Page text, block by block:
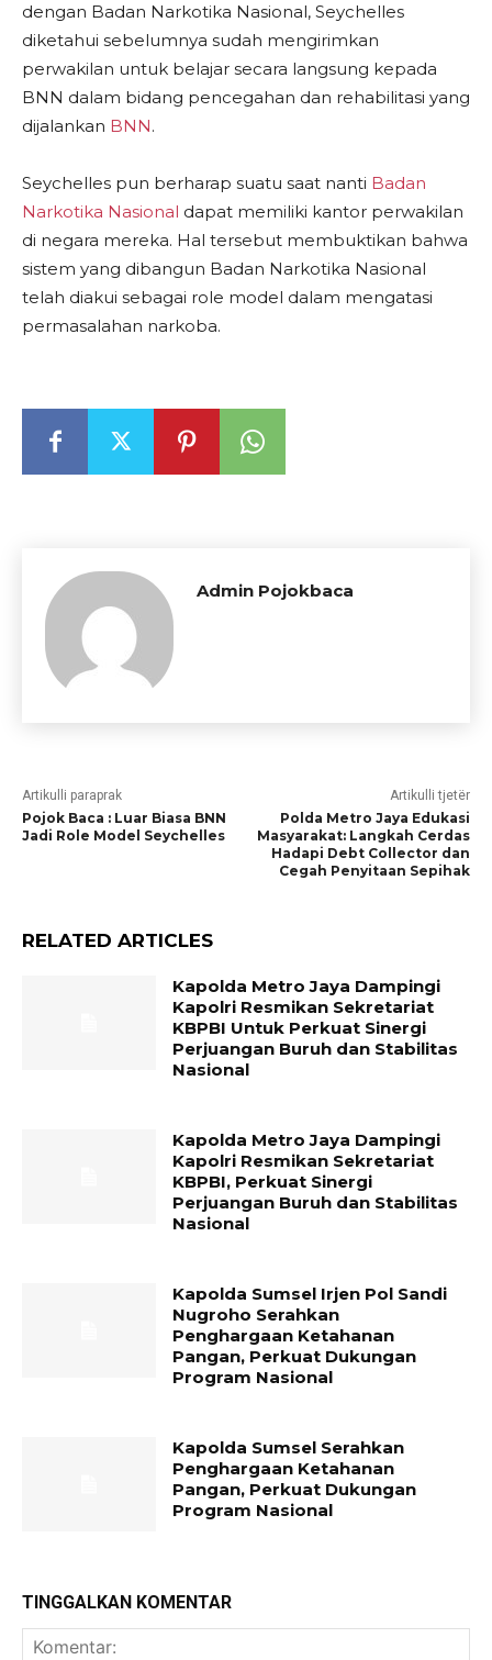
dengan Badan Narkotika Nasional, Seychelles
diketahui sebelumnya sudah mengirimkan
perwakilan untuk belajar secara langsung kepada
BNN dalam bidang pencegahan dan rehabilitasi yang
dijalankan BNN.
Seychelles pun berharap suatu saat nanti Badan
Narkotika Nasional dapat memiliki kantor perwakilan
di negara mereka. Hal tersebut membuktikan bahwa
sistem yang dibangun Badan Narkotika Nasional
telah diakui sebagai role model dalam mengatasi
permasalahan narkoba.
Admin Pojokbaca
Artikulli paraprak
Pojok Baca : Luar Biasa BNN
Jadi Role Model Seychelles
Artikulli tjetër
Polda Metro Jaya Edukasi
Masyarakat: Langkah Cerdas
Hadapi Debt Collector dan
Cegah Penyitaan Sepihak
RELATED ARTICLES
Kapolda Metro Jaya Dampingi
Kapolri Resmikan Sekretariat
KBPBI Untuk Perkuat Sinergi
Perjuangan Buruh dan Stabilitas
Nasional
Kapolda Metro Jaya Dampingi
Kapolri Resmikan Sekretariat
KBPBI, Perkuat Sinergi
Perjuangan Buruh dan Stabilitas
Nasional
Kapolda Sumsel Irjen Pol Sandi
Nugroho Serahkan
Penghargaan Ketahanan
Pangan, Perkuat Dukungan
Program Nasional
Kapolda Sumsel Serahkan
Penghargaan Ketahanan
Pangan, Perkuat Dukungan
Program Nasional
TINGGALKAN KOMENTAR